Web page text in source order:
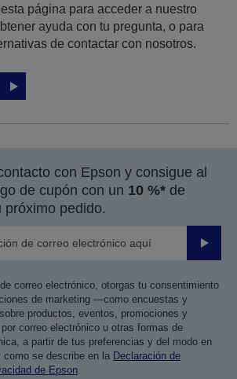
página para acceder a nuestro
ayuda con tu pregunta, o para
de contactar con nosotros.
con Epson y consigue al
de cupón con un 10 %* de
próximo pedido.
Enviar
correo electrónico, otorgas tu consentimiento
de marketing —como encuestas y
productos, eventos, promociones y
correo electrónico u otras formas de
a partir de tus preferencias y del modo en
se describe en la Declaración de
de Epson.